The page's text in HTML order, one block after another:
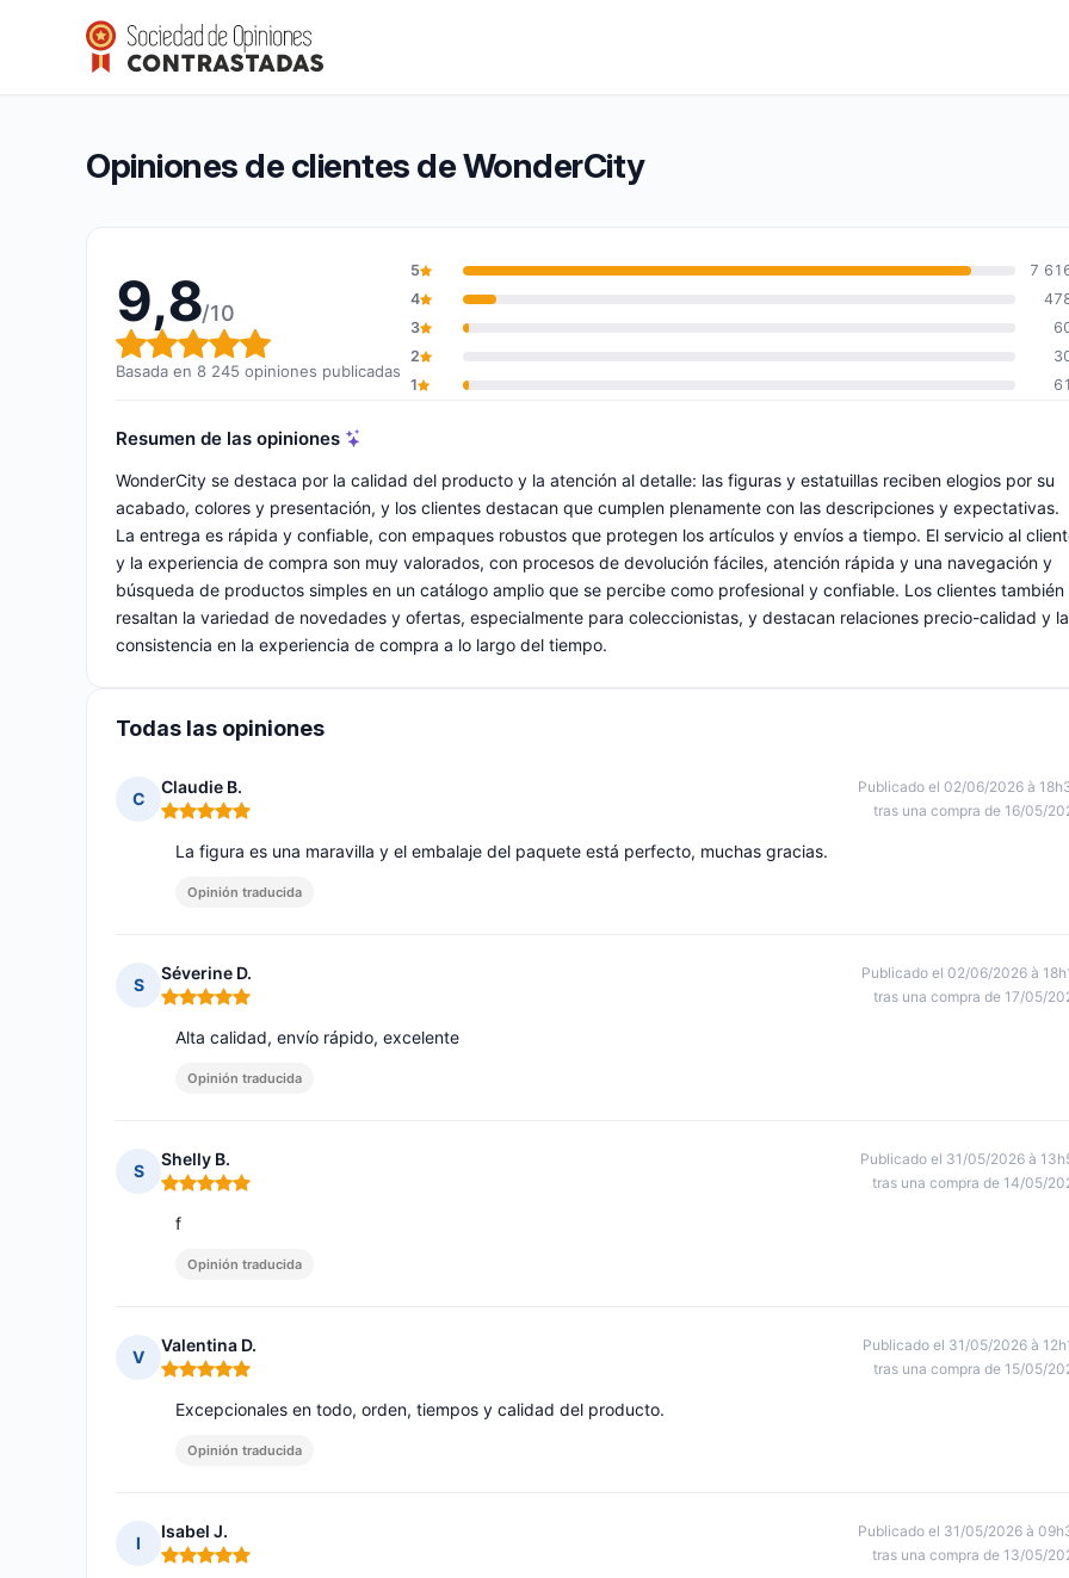
WonderCity
Calificación global: 9,8 de 10
9,8/10(8 245 opiniones)
Opiniones de clientes de WonderCity
9,8/10
Calificación global: 9,8 de 10
Basada en 8 245 opiniones publicadas
5
7
4
3
2
1
61
Resumen de las opiniones
WonderCity se destaca por la calidad del producto y la atención al detalle: las figuras y estatuillas reciben elogios por su
acabado, colores y presentación, y los clientes destacan que cumplen plenamente con las descripciones y expectativas.
La entrega es rápida y confiable, con empaques robustos que protegen los artículos y envíos a tiempo. El servicio al
y la experiencia de compra son muy valorados, con procesos de devolución fáciles, atención rápida y una navegación y
búsqueda de productos simples en un catálogo amplio que se percibe como profesional y confiable. Los clientes también
resaltan la variedad de novedades y ofertas, especialmente para coleccionistas, y destacan relaciones precio-calidad y la
consistencia en la experiencia de compra a lo largo del tiempo.
Todas las opiniones
C
Claudie B.
Nota: 5 de 5
Publicado el 02/06/2026 à
tras una compra de 16/05/
La figura es una maravilla y el embalaje del paquete está perfecto, muchas gracias.
Opinión traducida
S
Séverine D.
Nota: 5 de 5
Publicado el 02/06/2026 à
tras una compra de 17/05/
Alta calidad, envío rápido, excelente
Opinión traducida
S
Shelly B.
Nota: 5 de 5
Publicado el 31/05/2026 à
tras una compra de 14/05/
f
Opinión traducida
V
Valentina D.
Nota: 5 de 5
Publicado el 31/05/2026 à
tras una compra de 15/05/
Excepcionales en todo, orden, tiempos y calidad del producto.
Opinión traducida
I
Isabel J.
Nota: 5 de 5
Publicado el 31/05/2026 à
tras una compra de 13/05/